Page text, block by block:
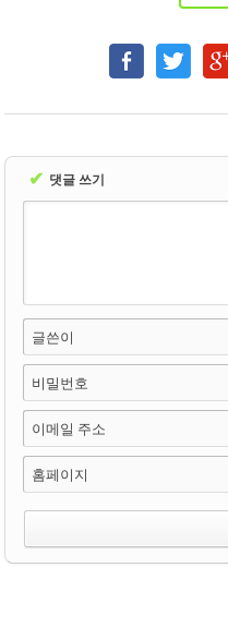
✔ 댓글 쓰기
글쓴이
비밀번호
이메일 주소
홈페이지
견적문의
협력업체신청